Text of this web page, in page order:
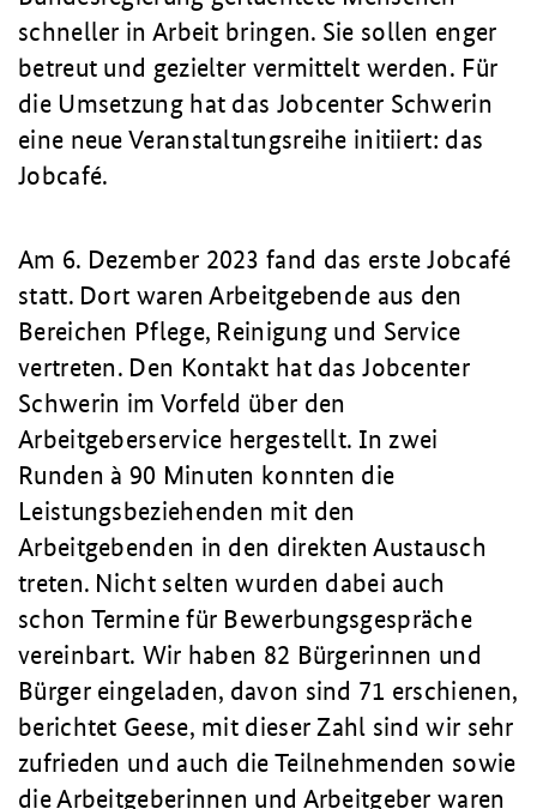
schneller in Arbeit bringen. Sie sollen enger
betreut und gezielter vermittelt werden. Für
die Umsetzung hat das Jobcenter Schwerin
eine neue Veranstaltungsreihe initiiert: das
Jobcafé.
Am 6. Dezember 2023 fand das erste Jobcafé
statt. Dort waren Arbeitgebende aus den
Bereichen Pflege, Reinigung und Service
vertreten. Den Kontakt hat das Jobcenter
Schwerin im Vorfeld über den
Arbeitgeberservice hergestellt. In zwei
Runden à 90 Minuten konnten die
Leistungsbeziehenden mit den
Arbeitgebenden in den direkten Austausch
treten. Nicht selten wurden dabei auch
schon Termine für Bewerbungsgespräche
vereinbart. Wir haben 82 Bürgerinnen und
Bürger eingeladen, davon sind 71 erschienen,
berichtet Geese, mit dieser Zahl sind wir sehr
zufrieden und auch die Teilnehmenden sowie
die Arbeitgeberinnen und Arbeitgeber waren